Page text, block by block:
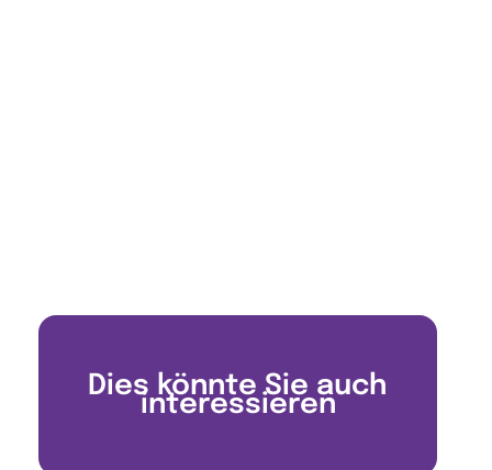
Dies könnte Sie auch
interessieren